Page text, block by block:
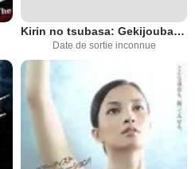
Kirin no tsubasa: Gekijouban Shinzanmono
Date de sortie inconnue